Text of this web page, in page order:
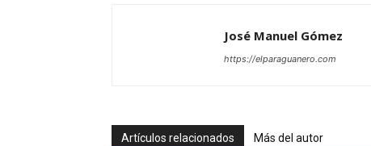
José Manuel Gómez
https://elparaguanero.com
Artículos relacionados Más del autor